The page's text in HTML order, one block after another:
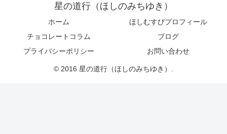
星の道行（ほしのみちゆき）
ホーム
ほしむすびプロフィール
チョコレートコラム
ブログ
プライバシーポリシー
お問い合わせ
© 2016 星の道行（ほしのみちゆき）.